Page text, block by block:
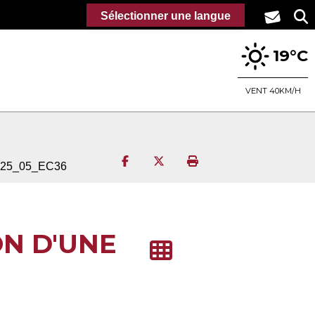
19°C
VENT 40KM/H
Partager sur Facebook
Partager sur Twitter
Imprimer la page
D'UNE
Sélectionner une langue